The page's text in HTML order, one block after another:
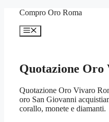
contenuto
Compro Oro Roma
Menu
Quotazione Oro
Quotazione Oro Vivaro
oro San Giovanni
corallo, monete e diamanti.